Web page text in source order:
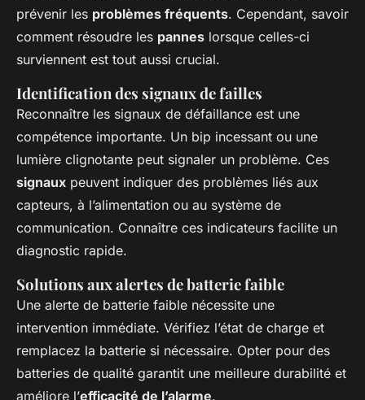
prévenir les problèmes fréquents. Cependant, savoir
comment résoudre les pannes lorsque celles-ci
surviennent est tout aussi crucial.
Identification des signaux de failles
Reconnaître les signaux de défaillance est une
compétence importante. Un bip incessant ou une
lumière clignotante peut signaler un problème. Ces
signaux peuvent indiquer des problèmes liés aux
capteurs, à l’alimentation ou au système de
communication. Connaître ces indicateurs facilite un
diagnostic rapide.
Solutions aux alertes de batterie faible
Une alerte de batterie faible nécessite une
intervention immédiate. Vérifiez l’état de charge et
remplacez la batterie si nécessaire. Opter pour des
batteries de qualité garantit une meilleure durabilité et
améliore l’efficacité de l’alarme.